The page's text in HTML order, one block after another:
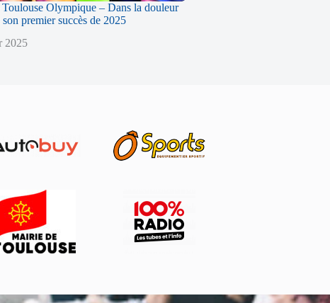
Olympique – Dans la douleur
premier succès de 2025
2025